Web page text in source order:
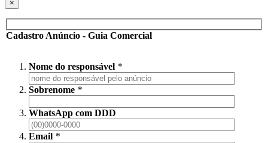
×
Cadastro Anúncio - Guia Comercial
Nome do responsável *
Sobrenome *
WhatsApp com DDD
Email *